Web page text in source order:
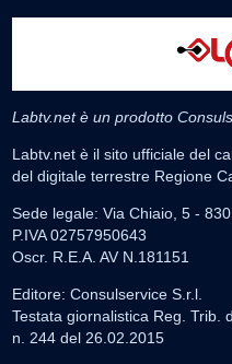
Labtv.net è un prodotto
Labtv.net è il sito ufficiale del
del digitale terrestre Regione
Sede legale: Via Chiaio, 5 -
P.IVA 02757950643
Oscr. R.E.A. AV N.181151
Editore: Consulservice S.r.l.
Testata giornalistica Reg. Trib.
n. 244 del 26.02.2015